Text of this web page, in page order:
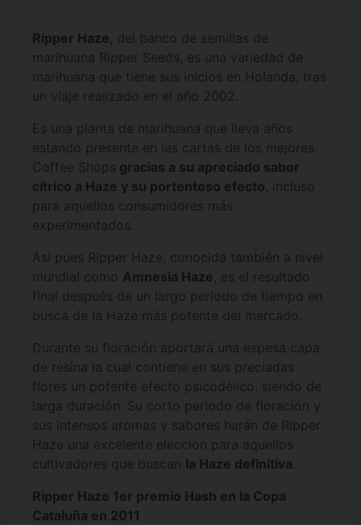
Ripper Haze, del banco de semillas de
marihuana Ripper Seeds, es una variedad de
marihuana que tiene sus inicios en Holanda, tras
un viaje realizado en el año 2002.
Es una planta de marihuana que lleva años
estando presente en las cartas de los mejores
Coffee Shops gracias a su apreciado sabor
cítrico a Haze y su portentoso efecto, incluso
para aquellos consumidores más
experimentados.
Así pues Ripper Haze, conocida también a nivel
mundial como Amnesia Haze, es el resultado
final después de un largo periodo de tiempo en
busca de la Haze más potente del mercado.
Durante su floración aportará una espesa capa
de resina la cual contiene en sus preciadas
flores un potente efecto psicodélico, siendo de
larga duración. Su corto periodo de floración y
sus intensos aromas y sabores harán de Ripper
Haze una excelente elección para aquellos
cultivadores que buscan la Haze definitiva.
Ripper Haze 1er premio Hash en la Copa
Cataluña en 2011